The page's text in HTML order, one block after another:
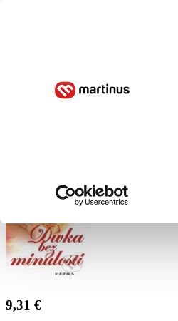
9,31 €